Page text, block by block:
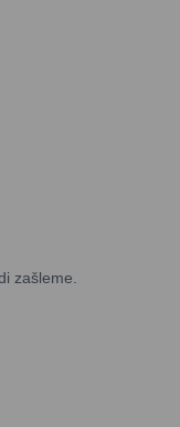
zašleme.